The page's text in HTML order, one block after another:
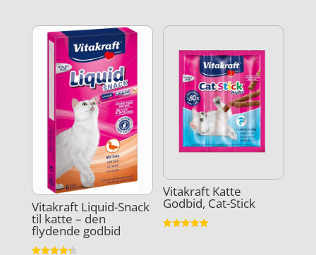
Vitakraft Liquid-Snack
til katte – den
flydende godbid
Vitakraft Katte
Godbid, Cat-Stick